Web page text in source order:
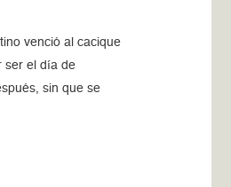
venció al cacique
ser el día de
sin que se